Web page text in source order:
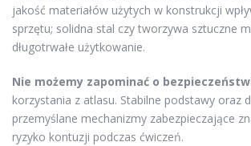
jakość materiałów użytych w konstrukcji
sprzętu; solidna stal czy tworzywa sztuczne
długotrwałe użytkowanie.
Nie możemy zapominać o
korzystania z atlasu. Stabilne podstawy oraz
przemyślane mechanizmy zabezpieczające
ryzyko kontuzji podczas ćwiczeń.